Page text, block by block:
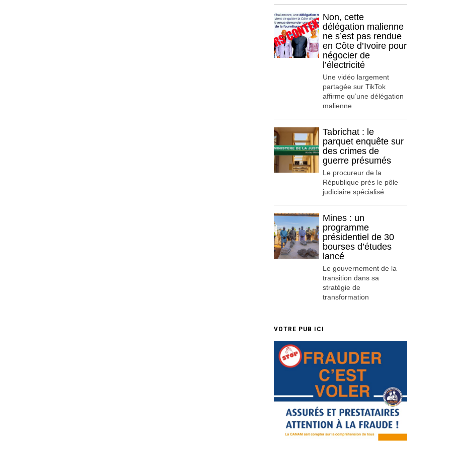
Non, cette
délégation malienne
ne s’est pas rendue
en Côte d’Ivoire pour
négocier de
l’électricité
Une vidéo largement
partagée sur TikTok
affirme qu’une délégation
malienne
Tabrichat : le
parquet enquête sur
des crimes de
guerre présumés
Le procureur de la
République près le pôle
judiciaire spécialisé
Mines : un
programme
présidentiel de 30
bourses d’études
lancé
Le gouvernement de la
transition dans sa
stratégie de
transformation
VOTRE PUB ICI